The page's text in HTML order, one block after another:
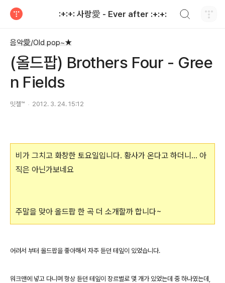
:+:+: 사랑愛 - Ever after :+:+:
음악愛/Old pop~★
(올드팝) Brothers Four - Gree
n Fields
밋첼™ 2012. 3. 24. 15:12
비가 그치고 화창한 토요일입니다. 황사가 온다고 하더니... 아
직은 아닌가보네요
주말을 맞아 올드팝 한 곡 더 소개할까 합니다~
어려서 부터 올드팝을 좋아해서 자주 듣던 테잎이 있었습니다.
워크맨에 넣고 다니며 항상 듣던 테잎이 장르별로 몇 개가 있었는데 중 하나였는데,